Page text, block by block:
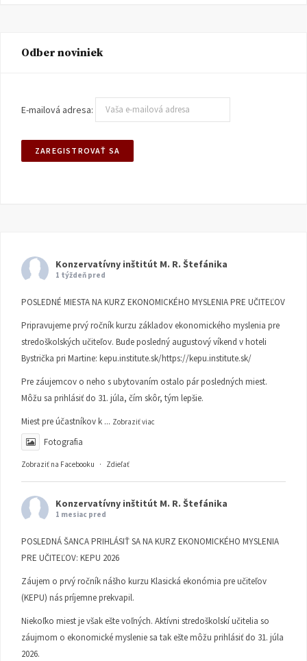
Odber noviniek
E-mailová adresa:
Konzervatívny inštitút M. R. Štefánika
1 týždeň pred
POSLEDNÉ MIESTA NA KURZ EKONOMICKÉHO MYSLENIA PRE UČITEĽOV
Pripravujeme prvý ročník kurzu základov ekonomického myslenia pre
stredoškolských učiteľov. Bude posledný augustový víkend v hoteli
Bystrička pri Martine: kepu.institute.sk/https://kepu.institute.sk/
Pre záujemcov o neho s ubytovaním ostalo pár posledných miest.
Môžu sa prihlásiť do 31. júla, čím skôr, tým lepšie.
Miest pre účastníkov k ... Zobraziť viac
Fotografia
Zobraziť na Facebooku · Zdieľať
Konzervatívny inštitút M. R. Štefánika
1 mesiac pred
POSLEDNÁ ŠANCA PRIHLÁSIŤ SA NA KURZ EKONOMICKÉHO MYSLENIA
PRE UČITEĽOV: KEPU 2026
Záujem o prvý ročník nášho kurzu Klasická ekonómia pre učiteľov
(KEPU) nás príjemne prekvapil.
Niekoľko miest je však ešte voľných. Aktívni stredoškolskí učitelia so
záujmom o ekonomické myslenie sa tak ešte môžu prihlásiť do 31. júla
2026.